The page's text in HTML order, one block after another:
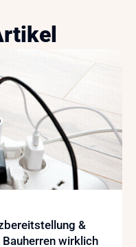
&
wirklich